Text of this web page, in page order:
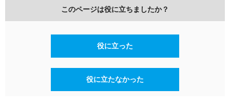
このページは役に立ちましたか？
役に立った
役に立たなかった